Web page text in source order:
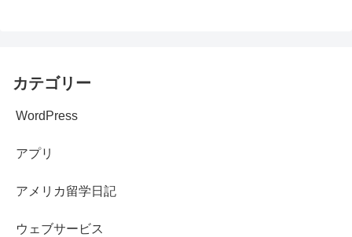
カテゴリー
WordPress
アプリ
アメリカ留学日記
ウェブサービス